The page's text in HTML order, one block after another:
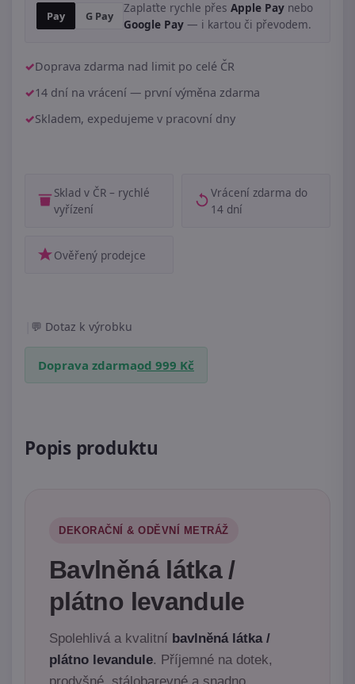
Pay G Pay
Zaplaťte rychle přes Apple Pay nebo
Google Pay — i kartou či převodem.
Doprava zdarma nad limit po celé ČR
14 dní na vrácení — první výměna zdarma
Skladem, expedujeme v pracovní dny
Sklad v ČR – rychlé
vyřízení
Vrácení zdarma do
14 dní
Ověřený prodejce
Dotaz k výrobku
Doprava zdarmaod 999 Kč
Popis produktu
DEKORAČNÍ & ODĚVNÍ METRÁŽ
Bavlněná látka /
plátno levandule
Spolehlivá a kvalitní bavlněná látka /
plátno levandule. Příjemné na dotek,